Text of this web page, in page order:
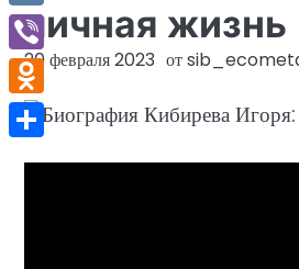
личная жизнь
20 февраля 2023 от
VK
Viber
Odnoklassniki